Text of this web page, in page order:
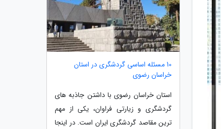
10 مسئله اساسی گردشگری در استان
خراسان رضوی
استان خراسان رضوی با داشتن جاذبه های
گردشگری و زیارتی فراوان، یکی از مهم
ترین مقاصد گردشگری ایران است. در اینجا